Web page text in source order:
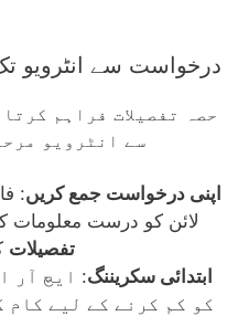
درخواست سے انٹرویو
حصہ تفصیلات فراہم
سے انٹرویو
اپنی درخواست جمع کریں:
لائن کو درست معلومات
تفصیلات
ابتدائی سکریننگ: ایچ آر
کو کم کرنے کے لیے کام